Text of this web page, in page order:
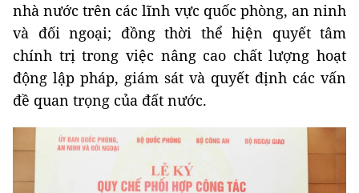
nhà nước trên các lĩnh vực quốc phòng, an ninh
và đối ngoại; đồng thời thể hiện quyết tâm
chính trị trong việc nâng cao chất lượng hoạt
động lập pháp, giám sát và quyết định các vấn
đề quan trọng của đất nước.